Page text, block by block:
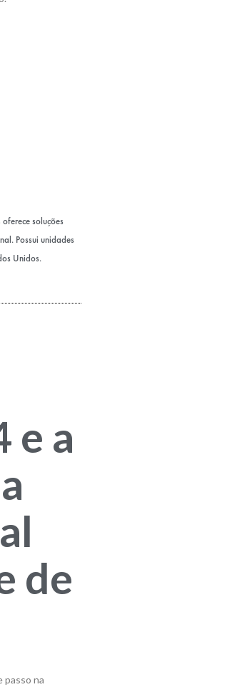
soluções
Possui unidades
Unidos.
e a
de
passo na